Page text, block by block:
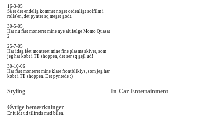
16-3-05
Så er der endelig kommet noget ordenligt solfilm i
rolla'en, det pynter sq meget godt.
30-5-05
Har nu fået monteret mine nye alufælge Momo Quasar
2
25-7-05
Har idag fået monteret mine fine plasma skiver, som
jeg har købt i TE shoppen, det ser sq gejl ud!
30-10-06
Har fået monteret mine klare frontbliklys, som jeg har
købt i TE shoppen. Det pyntede :)
Styling In-Car-Entertainment
Øvrige bemærkninger
Er fuldt ud tilfreds med bilen.